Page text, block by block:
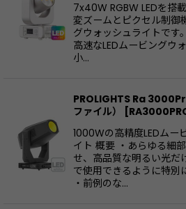
7x40W RGBW LEDを搭
変ズームとピクセル制御
グウォッシュライトです
高速なLEDムービングウ
小…
PROLIGHTS Ra
ファイル）
[
1000Wの高精度LEDムー
イト 概要 ・あらゆる細
せ、高品質な明るい光だ
で使用できるように特別
・前例のな…